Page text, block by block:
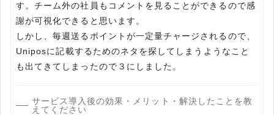
す。チーム外の社員もコメントを見ることができるので感
謝が可視化できると思います。
しかし、毎週送るポイントが一定量チャージされるので、
Uniposに記載するためのネタを探してしまうようなこと
も出てきてしまったので３にしました。
サービス導入後の効果・メリット・解決したことを教
えてください